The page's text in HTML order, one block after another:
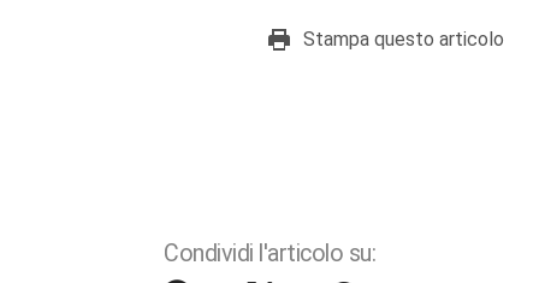
Stampa questo articolo
Condividi l'articolo su: